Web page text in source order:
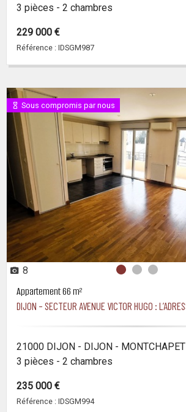
3 pièces - 2 chambres
229 000 €
Référence : IDSGM987
Sous compromis par nous
8 Photo 0
Photo 1Photo 2
Appartement 66 m²
21000 DIJON - DIJON - MONTCHAPET
3 pièces - 2 chambres
235 000 €
Référence : IDSGM994